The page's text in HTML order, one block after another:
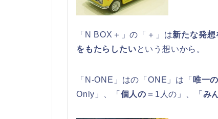
「N BOX＋」の「＋」は新たな発
をもたらしたいという想いから。
「N-ONE」はの「ONE」は「 唯一の
Only」、「 個人の ＝1人の」、「 み